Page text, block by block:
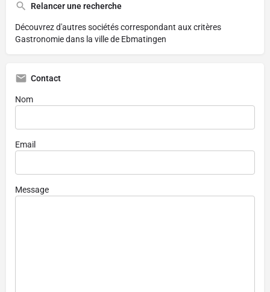
Relancer une recherche
Découvrez d'autres sociétés correspondant aux critères
Gastronomie dans la ville de Ebmatingen
Contact
Nom
Email
Message